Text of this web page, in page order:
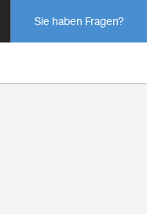
Sie haben Fragen?